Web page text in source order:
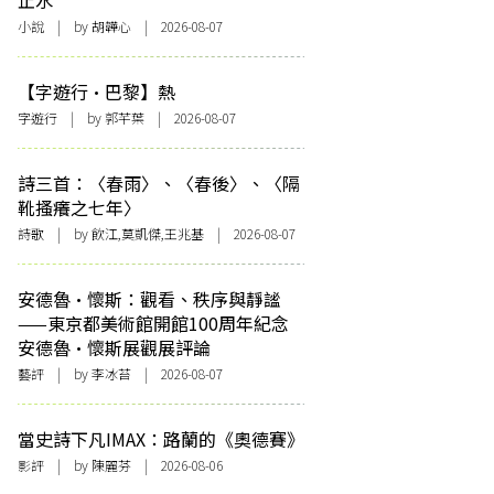
小說 | by 胡韡心 | 2026-08-07
【字遊行·巴黎】熱
字遊行 | by 郭芊葉 | 2026-08-07
詩三首：〈春雨〉、〈春後〉、〈隔
靴搔癢之七年〉
詩歌 | by 飲江,莫凱傑,王兆基 | 2026-08-07
安德魯·懷斯：觀看、秩序與靜謐
——東京都美術館開館100周年紀念
安德魯·懷斯展觀展評論
藝評 | by 李冰苔 | 2026-08-07
當史詩下凡IMAX：路蘭的《奧德賽》
影評 | by 陳麗芬 | 2026-08-06